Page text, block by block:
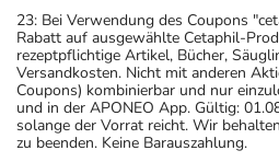
23: Bei Verwendung des Coupons
Rabatt auf ausgewählte Cetaphil-
rezeptpflichtige Artikel, Bücher,
Versandkosten. Nicht mit anderen
Coupons) kombinierbar und nur
und in der APONEO App. Gültig:
solange der Vorrat reicht. Wir
zu beenden. Keine Barauszahlung.